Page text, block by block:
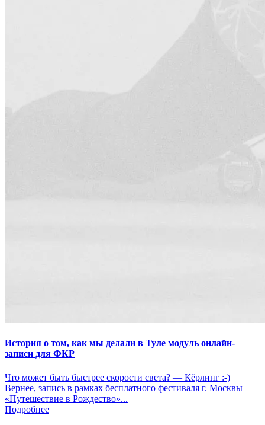
История о том, как мы делали в Туле модуль онлайн-
записи для ФКР
Что может быть быстрее скорости света? — Кёрлинг :-)
Вернее, запись в рамках бесплатного фестиваля г. Москвы
«Путешествие в Рождество»...
Подробнее